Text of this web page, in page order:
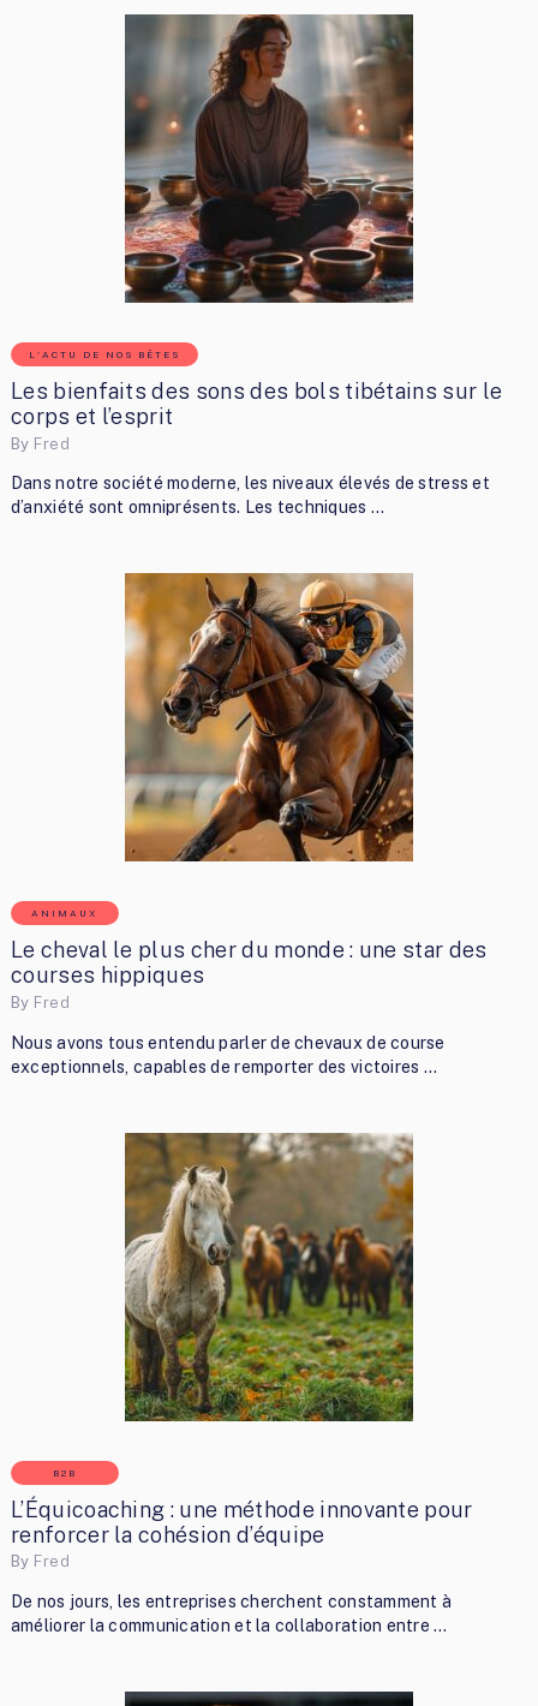
L'ACTU DE NOS BÊTES
Les bienfaits des sons des bols tibétains sur le
corps et l’esprit
By Fred
Dans notre société moderne, les niveaux élevés de stress et
d’anxiété sont omniprésents. Les techniques …
ANIMAUX
Le cheval le plus cher du monde : une star des
courses hippiques
By Fred
Nous avons tous entendu parler de chevaux de course
exceptionnels, capables de remporter des victoires …
B2B
L’Équicoaching : une méthode innovante pour
renforcer la cohésion d’équipe
By Fred
De nos jours, les entreprises cherchent constamment à
améliorer la communication et la collaboration entre …